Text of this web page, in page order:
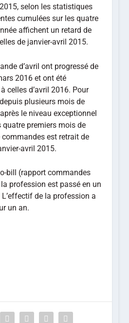
selon les statistiques
cumulées sur les quatre
affichent un retard de
de janvier-avril 2015.
d’avril ont progressé de
2016 et ont été
celles d’avril 2016. Pour
plusieurs mois de
le niveau exceptionnel
quatre premiers mois de
commandes est retrait de
avril 2015.
bill (rapport commandes
profession est passé en un
de la profession a
un an.